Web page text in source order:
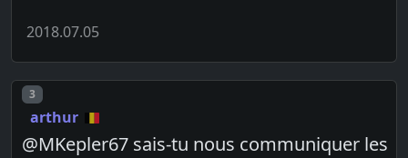
2018.07.05
Post number
3
arthur
@MKepler67 sais-tu nous communiquer les